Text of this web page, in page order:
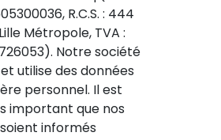
R.C.S. : 444
Métropole, TVA :
Notre société
utilise des données
personnel. Il est
important que nos
informés